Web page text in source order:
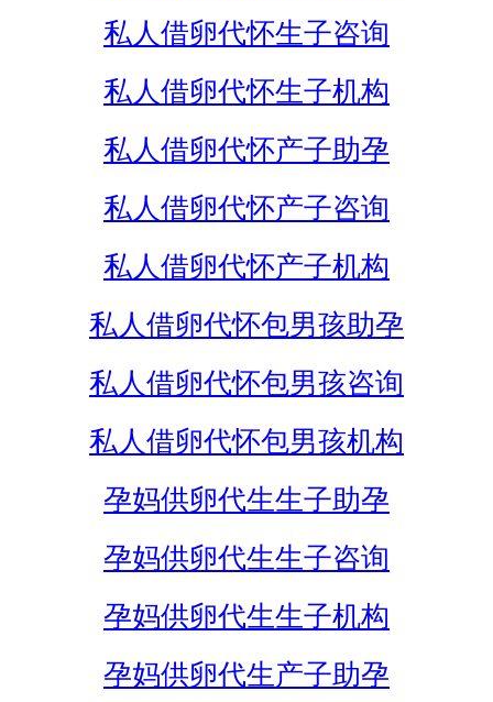
私人借卵代怀生子咨询
私人借卵代怀生子机构
私人借卵代怀产子助孕
私人借卵代怀产子咨询
私人借卵代怀产子机构
私人借卵代怀包男孩助孕
私人借卵代怀包男孩咨询
私人借卵代怀包男孩机构
孕妈供卵代生生子助孕
孕妈供卵代生生子咨询
孕妈供卵代生生子机构
孕妈供卵代生产子助孕